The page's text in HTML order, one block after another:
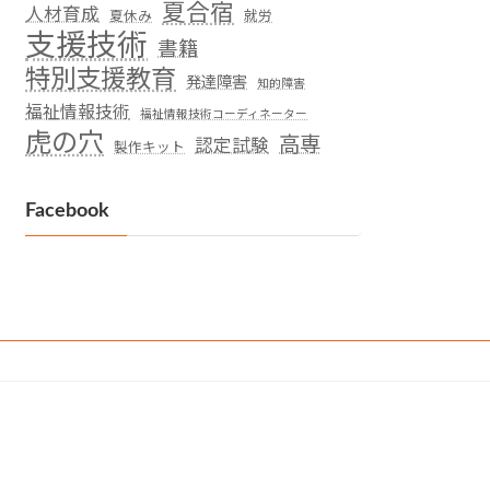
人材育成 夏休み 夏合宿 就労
支援技術 書籍
特別支援教育 発達障害 知的障害
福祉情報技術 福祉情報技術コーディネーター
虎の穴 製作キット 認定試験 高専
Facebook